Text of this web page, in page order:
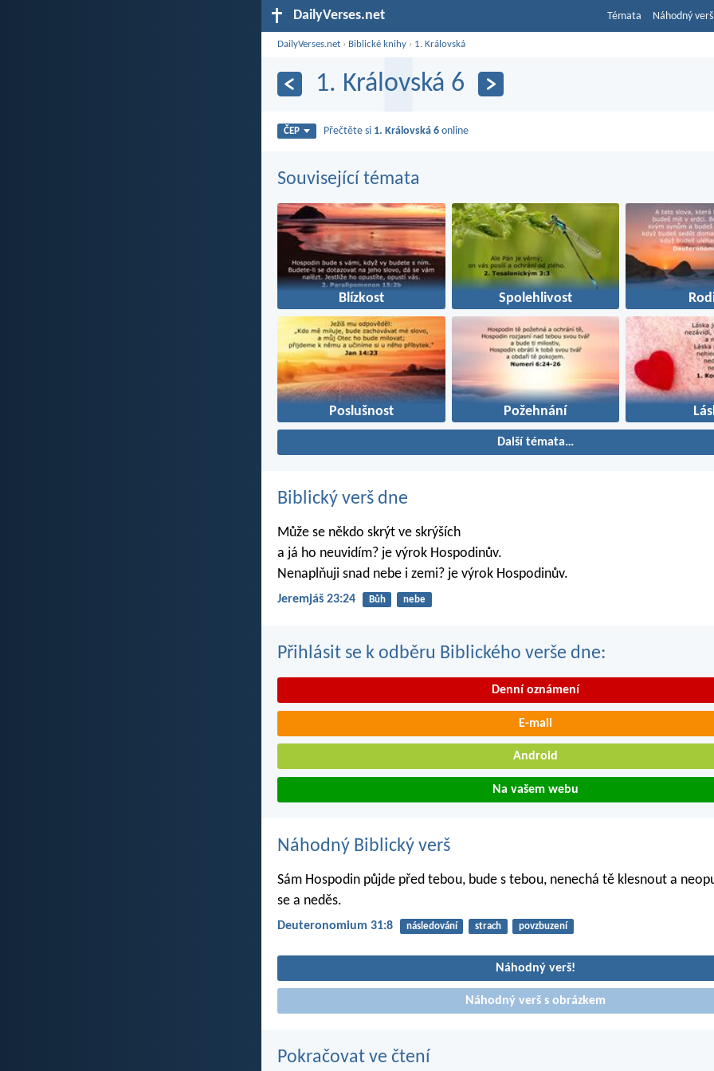
DailyVerses.net Témata Náhodný verš
DailyVerses.net › Biblické knihy › 1. Královská
1. Královská 6
ČEP Přečtěte si 1. Královská 6 online
Související témata
Blízkost Spolehlivost
Poslušnost Požehnání
Další témata…
Biblický verš dne
Může se někdo skrýt ve skrýších
a já ho neuvidím? je výrok Hospodinův.
Nenaplňuji snad nebe i zemi? je výrok Hospodinův.
Jeremjáš 23:24 Bůh nebe
Přihlásit se k odběru Biblického verše dne:
Denní oznámení
E-mail
Android
Na vašem webu
Náhodný Biblický verš
Sám Hospodin půjde před tebou, bude s tebou, nenechá tě klesnout a
se a neděs.
Deuteronomium 31:8 následování strach povzbuzení
Náhodný verš!
Náhodný verš s obrázkem
Pokračovat ve čtení